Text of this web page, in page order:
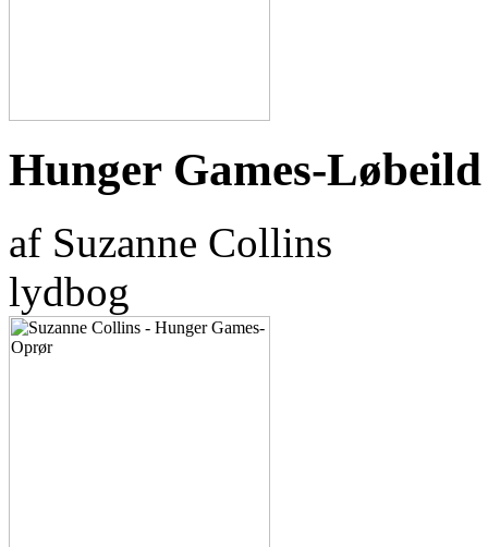
Hunger Games-Løbeild
af Suzanne Collins
lydbog